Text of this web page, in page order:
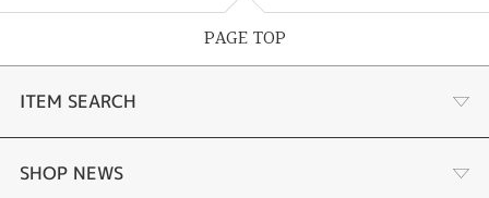
PAGE TOP
ITEM SEARCH
婚約指輪
SHOP NEWS